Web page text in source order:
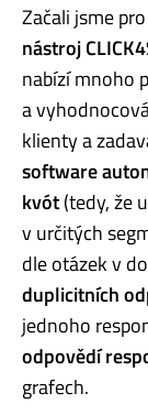
Začali jsme
nástroj
nabízí mnoho
a
klienty a
software
kvót(tedy, že
v určitých
dle otázek v
duplicitních
jednoho
odpovědí
grafech.